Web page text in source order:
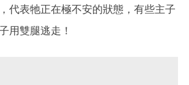
代表牠正在極不安的狀態，有些主子
用雙腿逃走！